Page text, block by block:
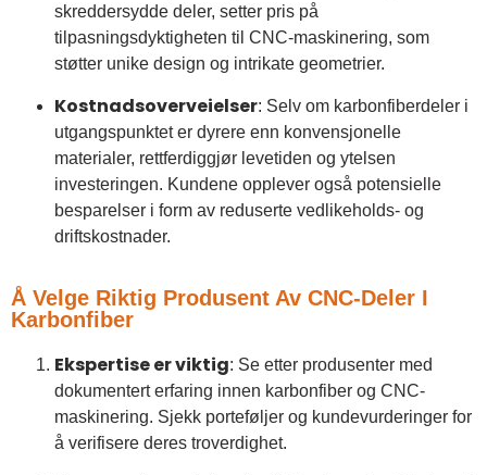
skreddersydde deler, setter pris på
tilpasningsdyktigheten til CNC-maskinering, som
støtter unike design og intrikate geometrier.
Kostnadsoverveielser: Selv om karbonfiberdeler i
utgangspunktet er dyrere enn konvensjonelle
materialer, rettferdiggjør levetiden og ytelsen
investeringen. Kundene opplever også potensielle
besparelser i form av reduserte vedlikeholds- og
driftskostnader.
Å Velge Riktig Produsent Av CNC-Deler I
Karbonfiber
Ekspertise er viktig: Se etter produsenter med
dokumentert erfaring innen karbonfiber og CNC-
maskinering. Sjekk porteføljer og kundevurderinger for
å verifisere deres troverdighet.